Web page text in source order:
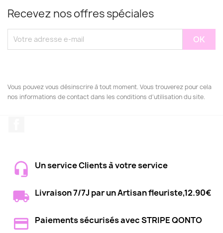
Recevez nos offres spéciales
Vous pouvez vous désinscrire à tout moment. Vous trouverez pour cela
nos informations de contact dans les conditions d'utilisation du site.
Un service Clients à votre service
Livraison 7/7J par un Artisan fleuriste,12.90€
Paiements sécurisés avec STRIPE QONTO